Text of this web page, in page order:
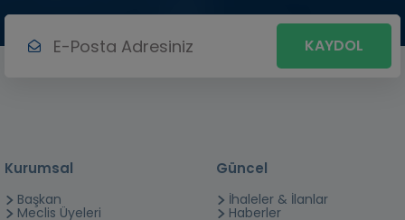
KAYDOL
Kurumsal
Başkan
Meclis Üyeleri
Güncel
İhaleler & İlanlar
Haberler